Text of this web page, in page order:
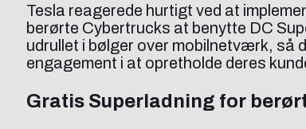
Tesla reagerede hurtigt ved at
berørte Cybertrucks at benytte DC
udrullet i bølger over mobilnetværk, så
engagement i at opretholde deres
Gratis Superladning for